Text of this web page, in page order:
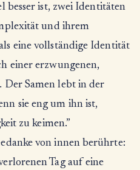
besser ist, zwei Identitäten
und ihrem
eine vollständige Identität
einer erzwungenen,
Der Samen lebt in der
sie eng um ihn ist,
zu keimen.”
von innen berührte:
Tag auf eine